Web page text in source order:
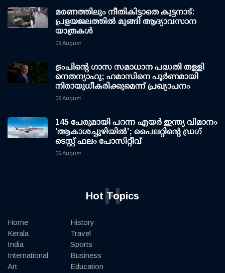
മരണത്തിലും നീതികിട്ടാതെ കുട്ടനാട്:
പ്രളയജലത്തില്‍ മുങ്ങി ആദ്യാവസാന
യാത്രകള്‍
09 August
ട്രംപിന്റെ ഗാസ സമാധാന പദ്ധതി തള്ളി
നെതന്യാഹു; ഹമാസിനെ പൂര്‍ണമായി
നിരായുധീകരിക്കുമെന്ന് പ്രഖ്യാപനം
09 August
145 പേരുമായി പറന്ന എയര്‍ ഇന്ത്യ വിമാനം
'ആകാശച്ചുഴിയില്‍'; പൈലറ്റിന്റെ ഡ്രഗ്
ടെസ്റ്റ് ഫലം പോസിറ്റീവ്
09 August
Hot Topics
H
Home
Kerala
India
International
Art
History
Travel
Sports
Business
Education